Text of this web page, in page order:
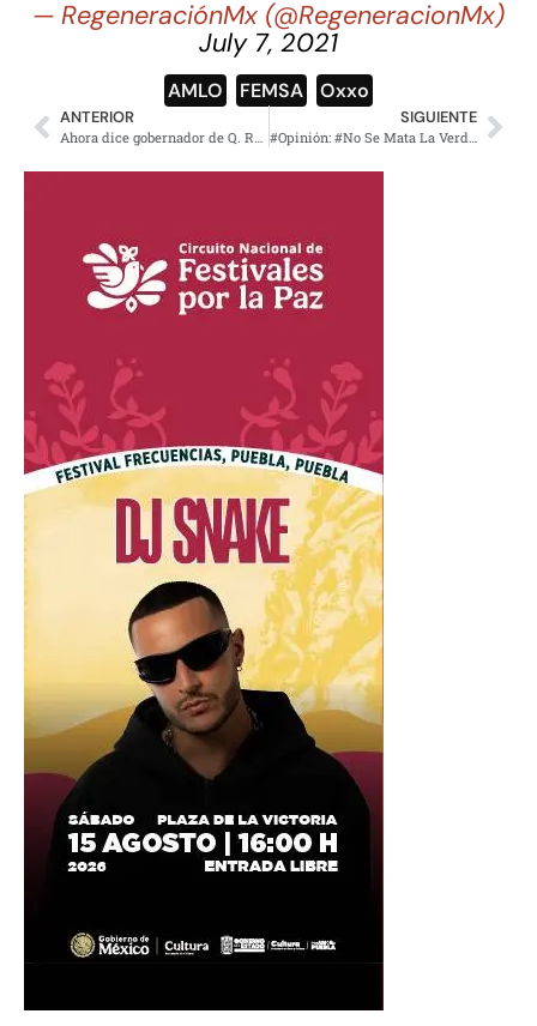
— RegeneraciónMx (@RegeneracionMx)
July 7, 2021
AMLO FEMSA Oxxo
ANTERIOR
Ahora dice gobernador de Q. Roo no saber de BFI o CIA en caso X-Caret
SIGUIENTE
#Opinión: #No Se Mata La Verdad